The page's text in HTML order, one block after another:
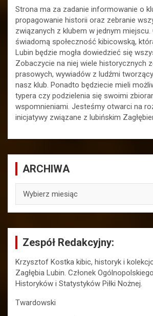
Strona ma za zadanie informowanie o
propagowanie historii oraz zebranie
związanych z klubem w jednym
świadomą społeczność kibicowską,
Lubin będzie mogła dowiedzieć się
Zobaczycie na niej wiele historycznych
prasowych, wywiadów z ludźmi
nasz klub. Ponadto będziecie mieli
typera czy podzielenia się swoimi
wspomnieniami. Jesteśmy otwarci na
inicjatywy związane z lubińskim
ARCHIWA
Zespół Redakcyjny:
Krzysztof Kostka kibic, historyk i
Zagłębia Lubin. Członek
Historyków i Statystyków Piłki Nożnej.
Twardowski